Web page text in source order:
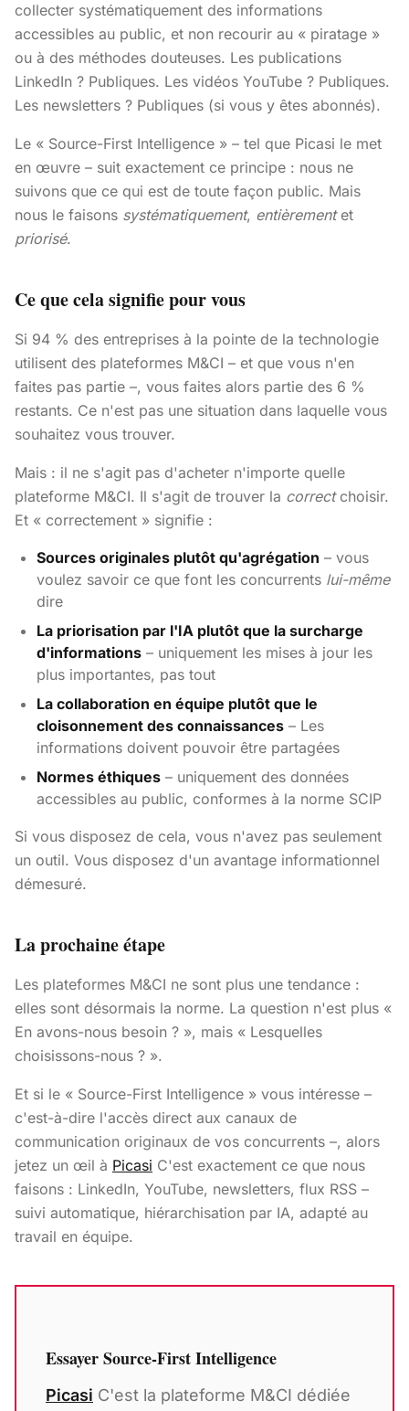
collecter systématiquement des informations
accessibles au public, et non recourir au « piratage »
ou à des méthodes douteuses. Les publications
LinkedIn ? Publiques. Les vidéos YouTube ? Publiques.
Les newsletters ? Publiques (si vous y êtes abonnés).
Le « Source-First Intelligence » – tel que Picasi le met
en œuvre – suit exactement ce principe : nous ne
suivons que ce qui est de toute façon public. Mais
nous le faisons systématiquement, entièrementet
priorisé.
Ce que cela signifie pour vous
Si 94 % des entreprises à la pointe de la technologie
utilisent des plateformes M&CI – et que vous n'en
faites pas partie –, vous faites alors partie des 6 %
restants. Ce n'est pas une situation dans laquelle vous
souhaitez vous trouver.
Mais : il ne s'agit pas d'acheter n'importe quelle
plateforme M&CI. Il s'agit de trouver la correctchoisir.
Et « correctement » signifie :
Sources originales plutôt qu'agrégation – vous
voulez savoir ce que font les concurrents lui-même
dire
La priorisation par l'IA plutôt que la surcharge
d'informations – uniquement les mises à jour les
plus importantes, pas tout
La collaboration en équipe plutôt que le
cloisonnement des connaissances – Les
informations doivent pouvoir être partagées
Normes éthiques – uniquement des données
accessibles au public, conformes à la norme SCIP
Si vous disposez de cela, vous n'avez pas seulement
un outil. Vous disposez d'un avantage informationnel
démesuré.
La prochaine étape
Les plateformes M&CI ne sont plus une tendance :
elles sont désormais la norme. La question n'est plus «
En avons-nous besoin ? », mais « Lesquelles
choisissons-nous ? ».
Et si le « Source-First Intelligence » vous intéresse –
c'est-à-dire l'accès direct aux canaux de
communication originaux de vos concurrents –, alors
jetez un œil à Picasi C'est exactement ce que nous
faisons : LinkedIn, YouTube, newsletters, flux RSS –
suivi automatique, hiérarchisation par IA, adapté au
travail en équipe.
Essayer Source-First Intelligence
Picasi C'est la plateforme M&CI dédiée